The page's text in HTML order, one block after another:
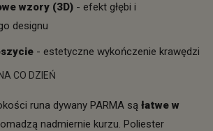
wzory (3D) - efekt głębi i
designu
- estetyczne wykończenie krawędzi
CO DZIEŃ
runa dywany PARMA są łatwe w
nadmiernie kurzu. Poliester